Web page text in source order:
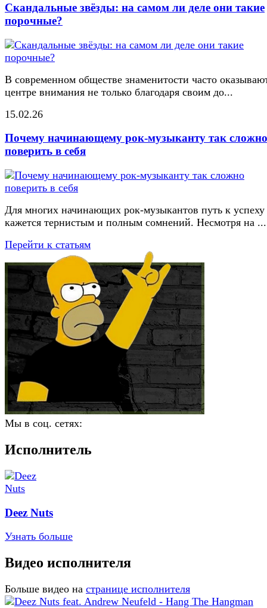
Скандальные звёзды: на самом ли деле они такие
порочные?
В современном обществе знаменитости часто
центре внимания не только благодаря своим до...
15.02.26
Почему начинающему рок-музыканту так сложно
поверить в себя
Для многих начинающих рок-музыкантов путь к успеху
кажется тернистым и полным сомнений. Несмотря на ...
Перейти к статьям
Мы в соц. сетях:
Исполнитель
Deez Nuts
Узнать больше
Видео исполнителя
Больше видео на странице исполнителя